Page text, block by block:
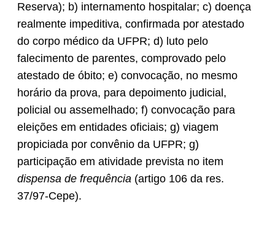
Reserva); b) internamento hospitalar; c) doença
realmente impeditiva, confirmada por atestado
do corpo médico da UFPR; d) luto pelo
falecimento de parentes, comprovado pelo
atestado de óbito; e) convocação, no mesmo
horário da prova, para depoimento judicial,
policial ou assemelhado; f) convocação para
eleições em entidades oficiais; g) viagem
propiciada por convênio da UFPR; g)
participação em atividade prevista no item
dispensa de frequência (artigo 106 da res.
37/97-Cepe).